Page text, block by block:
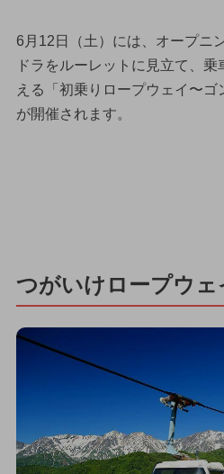
6月12日（土）には、オープニ
ドラをルーレットに見立て、
える「初乗りロープウェイ〜ゴ
が開催されます。
つがいけロープウェ